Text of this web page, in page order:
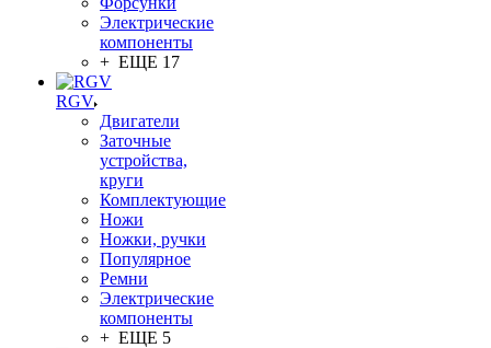
Электрические
компоненты
+ ЕЩЕ 17
RGV
Двигатели
Заточные
устройства,
круги
Комплектующие
Ножи
Ножки, ручки
Популярное
Ремни
Электрические
компоненты
+ ЕЩЕ 5